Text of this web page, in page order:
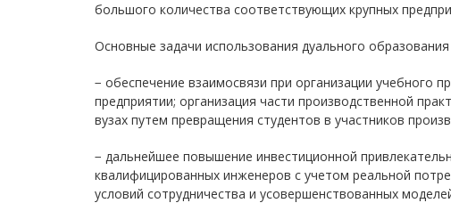
большого количества соответствующих крупных
Основные задачи использования дуального
− обеспечение взаимосвязи при организации учебного
предприятии; организация части производственной
вузах путем превращения студентов в участников
− дальнейшее повышение инвестиционной
квалифицированных инженеров с учетом реальной
условий сотрудничества и усовершенствованных